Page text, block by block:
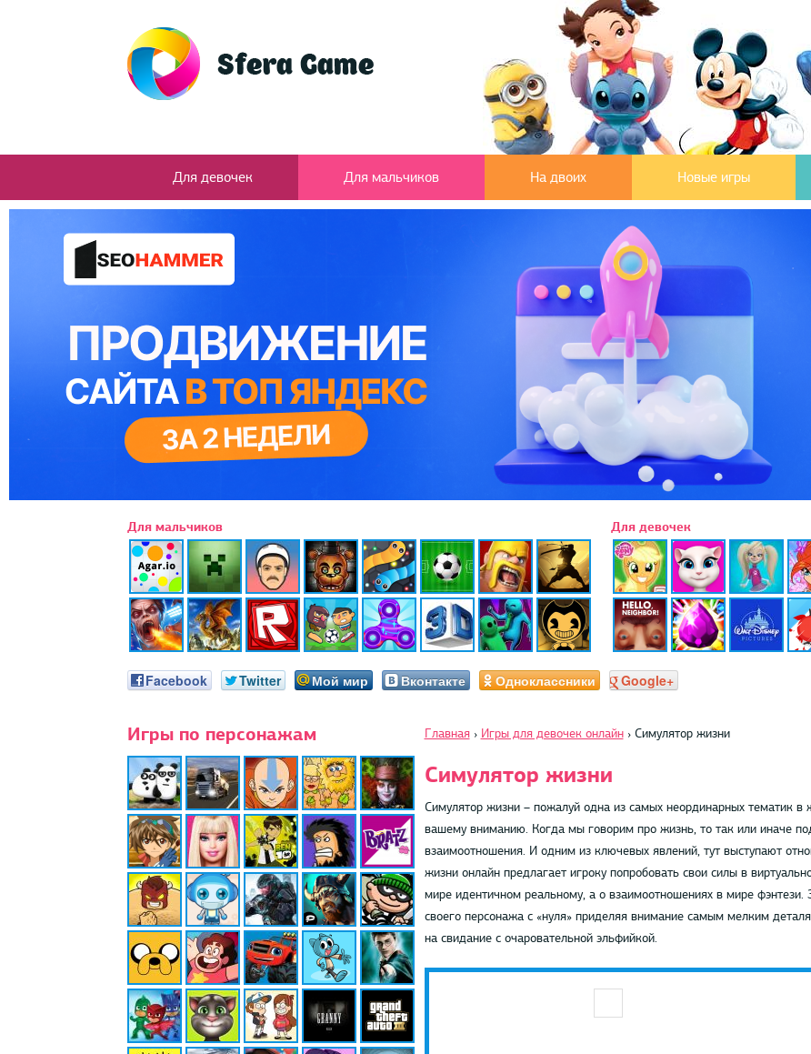
Для девочек Для мальчиков На двоих Новые игры
Для мальчиков Для девочек
Facebook Twitter Мой мир Вконтакте Одноклассники Google+
Игры по персонажам Главная › Игры для девочек онлайн › Симулятор жизни
Симулятор жизни
Симулятор жизни – пожалуй одна из самых неординарных тематик
вашему вниманию. Когда мы говорим про жизнь, то так или иначе
взаимоотношения. И одним из ключевых явлений, тут выступают
жизни онлайн предлагает игроку попробовать свои силы в
мире идентичном реальному, а о взаимоотношениях в мире фэнтези.
своего персонажа с «нуля» приделяя внимание самым мелким
на свидание с очаровательной эльфийкой.